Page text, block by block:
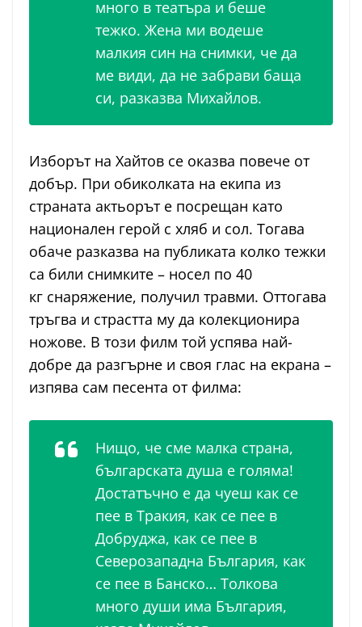
много в театъра и беше
тежко. Жена ми водеше
малкия син на снимки, че да
ме види, да не забрави баща
си, разказва Михайлов.
Изборът на Хайтов се оказва повече от
добър. При обиколката на екипа из
страната актьорът е посрещан като
национален герой с хляб и сол. Тогава
обаче разказва на публиката колко тежки
са били снимките – носел по 40
кг снаряжение, получил травми. Оттогава
тръгва и страстта му да колекционира
ножове. В този филм той успява най-
добре да разгърне и своя глас на екрана –
изпява сам песента от филма:
Нищо, че сме малка страна,
българската душа е голяма!
Достатъчно е да чуеш как се
пее в Тракия, как се пее в
Добруджа, как се пее в
Северозападна България, как
се пее в Банско… Толкова
много души има България,